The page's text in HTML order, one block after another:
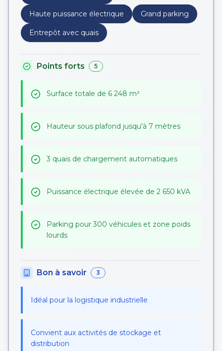
Haute puissance électrique Grand parking
Entrepôt avec quais
Points forts 5
Surface totale de 6 248 m²
Hauteur sous plafond jusqu'à 7 mètres
3 quais de chargement automatiques
Puissance électrique élevée de 2 650 kVA
Parking pour 300 véhicules et zone poids
lourds
Bon à savoir 3
Idéal pour la logistique industrielle
Convient aux activités de stockage et
distribution